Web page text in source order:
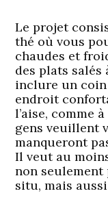
Le projet
thé où vous
chaudes et
des plats salés
inclure un coin
endroit
l’aise, comme
gens veuillent
manqueront
Il veut au
non
situ, mais